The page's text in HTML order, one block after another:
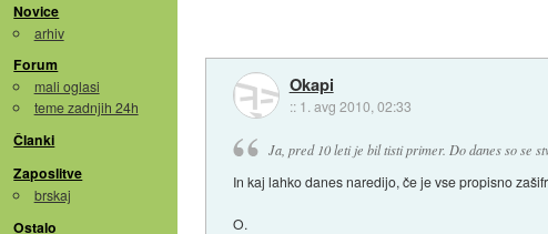
Novice
arhiv
Forum
mali oglasi
teme zadnjih 24h
Članki
Zaposlitve
brskaj
Ostalo
Okapi
:: 1. avg 2010, 02:33
Ja, pred 10 leti je bil tisti primer. Do danes so se
In kaj lahko danes naredijo, če je vse propisno
O.